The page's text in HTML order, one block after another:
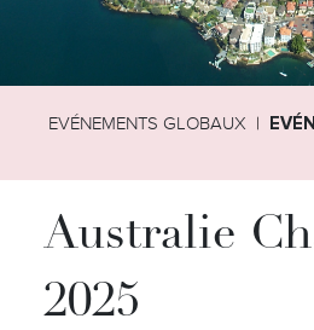
EVÉNEMENTS GLOBAUX
Australie
2025